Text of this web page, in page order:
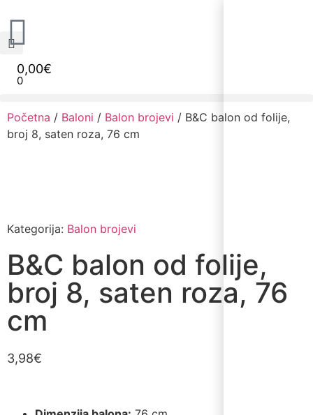
0,00€
0
Početna / Baloni / Balon brojevi / B&C balon od folije,
broj 8, saten roza, 76 cm
Kategorija: Balon brojevi
B&C balon od folije,
broj 8, saten roza, 76
cm
3,98€